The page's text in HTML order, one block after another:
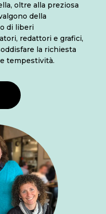
oltre alla preziosa
della
di liberi
redattori e grafici,
la richiesta
tempestività.